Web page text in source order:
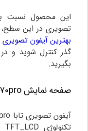
این محصول نسبت
تصویری در این
بهترین آیفون تصویری
گذر کنترل شوید و
بگیرید.
صفحه نمایش 1070pro